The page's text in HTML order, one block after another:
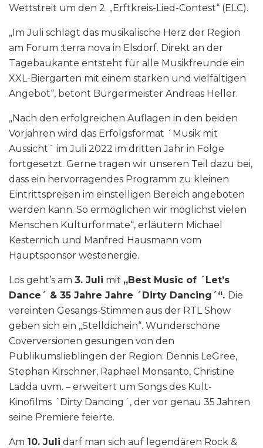
Wettstreit um den 2. „Erftkreis-Lied-Contest“ (ELC).
„Im Juli schlägt das musikalische Herz der Region
am Forum :terra nova in Elsdorf. Direkt an der
Tagebaukante entsteht für alle Musikfreunde ein
XXL-Biergarten mit einem starken und vielfältigen
Angebot“, betont Bürgermeister Andreas Heller.
„Nach den erfolgreichen Auflagen in den beiden
Vorjahren wird das Erfolgsformat ´Musik mit
Aussicht´ im Juli 2022 im dritten Jahr in Folge
fortgesetzt. Gerne tragen wir unseren Teil dazu bei,
dass ein hervorragendes Programm zu kleinen
Eintrittspreisen im einstelligen Bereich angeboten
werden kann. So ermöglichen wir möglichst vielen
Menschen Kulturformate“, erläutern Michael
Kesternich und Manfred Hausmann vom
Hauptsponsor westenergie.
Los geht’s am 3. Juli mit „Best Music of ´Let’s
Dance´ & 35 Jahre Jahre ´Dirty Dancing´“. Die
vereinten Gesangs-Stimmen aus der RTL Show
geben sich ein „Stelldichein“. Wunderschöne
Coverversionen gesungen von den
Publikumslieblingen der Region: Dennis LeGree,
Stephan Kirschner, Raphael Monsanto, Christine
Ladda uvm. – erweitert um Songs des Kult-
Kinofilms ´Dirty Dancing´, der vor genau 35 Jahren
seine Premiere feierte.
Am 10. Juli darf man sich auf legendären Rock &